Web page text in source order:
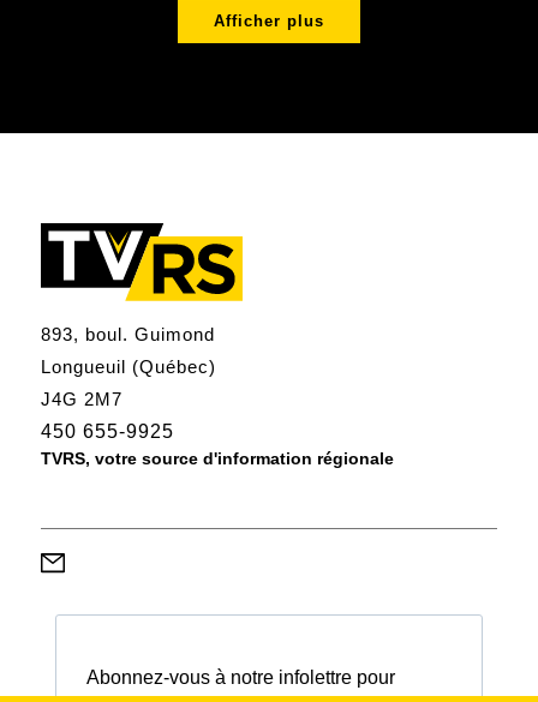
Afficher plus
893, boul. Guimond
Longueuil (Québec)
J4G 2M7
450 655-9925
TVRS, votre source d'information régionale
Abonnez-vous à notre infolettre pour